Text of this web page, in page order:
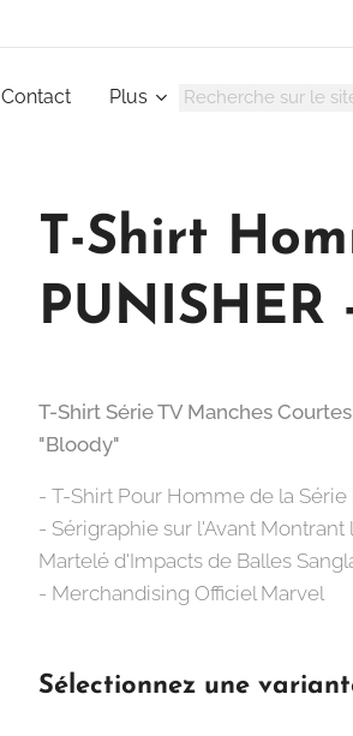
Contact Plus
T-Shirt
PUNISHER
T-Shirt Série TV Manches
"Bloody"
- T-Shirt Pour Homme de la
- Sérigraphie sur l'Avant
Martelé d'Impacts de Balles
- Merchandising Officiel Marvel
Sélectionnez une